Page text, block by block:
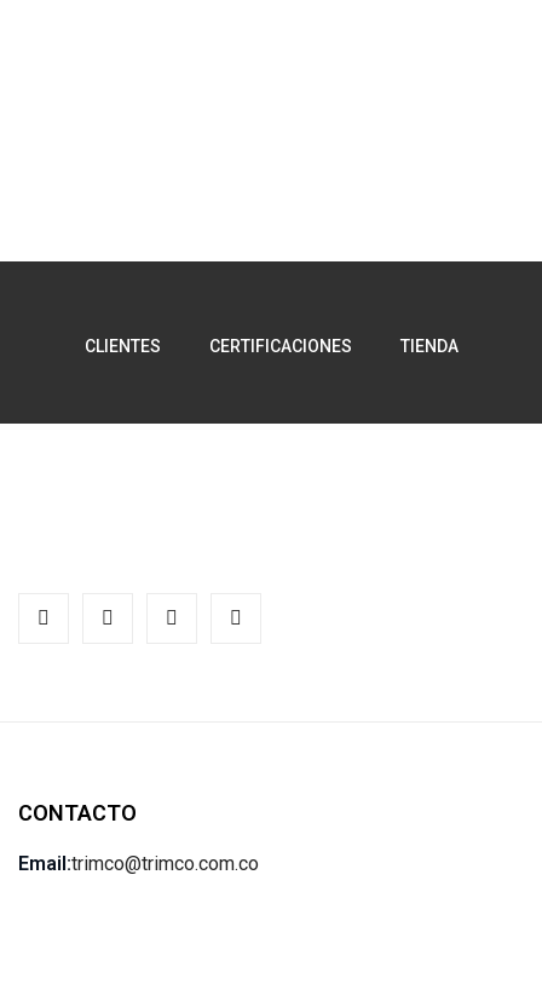
CLIENTES CERTIFICACIONES TIENDA
CONTACTO
Email:trimco@trimco.com.co